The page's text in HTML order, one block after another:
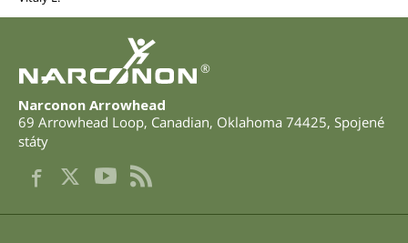
®
Narconon Arrowhead
69 Arrowhead Loop, Canadian, Oklahoma 74425, Spojené
státy